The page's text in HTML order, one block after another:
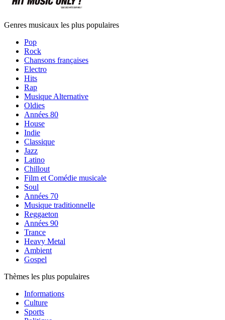
Genres musicaux les plus populaires
Pop
Rock
Chansons françaises
Electro
Hits
Rap
Musique Alternative
Oldies
Années 80
House
Indie
Classique
Jazz
Latino
Chillout
Film et Comédie musicale
Soul
Années 70
Musique traditionnelle
Reggaeton
Années 90
Trance
Heavy Metal
Ambient
Gospel
Thèmes les plus populaires
Informations
Culture
Sports